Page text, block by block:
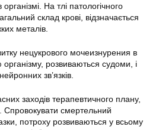
На тлі патологічного
склад крові, відзначається
металів.
нецукрового мочеизнурения в
організму, розвиваються судоми, і
зв’язків.
заходів терапевтичного плану,
смертельний
потроху розвиваються у всьому